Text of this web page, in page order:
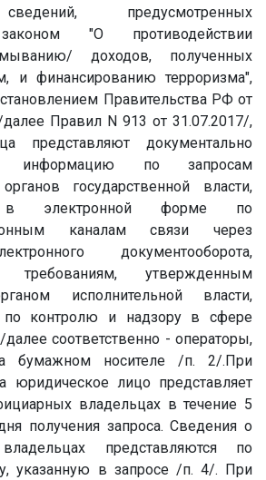
предусмотренных
"О противодействии
доходов, полученных
и финансированию терроризма",
Правительства РФ от
Правил N 913 от 31.07.2017/,
представляют документально
информацию по запросам
государственной власти,
в электронной форме по
каналам связи через
документооборота,
требованиям, утвержденным
исполнительной власти,
по контролю и надзору в сфере
соответственно - операторы,
бумажном носителе /п. 2/.При
юридическое лицо представляет
владельцах в течение 5
получения запроса. Сведения о
представляются по
указанную в запросе /п. 4/. При